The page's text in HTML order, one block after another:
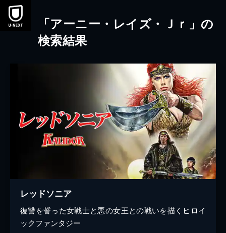
本文へスキップ
「アーニー・レイズ・Ｊｒ」の
検索結果
レッドソニア
復讐を誓った女戦士と悪の女王との戦いを描くヒロイ
ックファンタジー